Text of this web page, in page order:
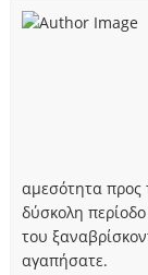
αμεσότητα
δύσκολη
του
αγαπήσατε.